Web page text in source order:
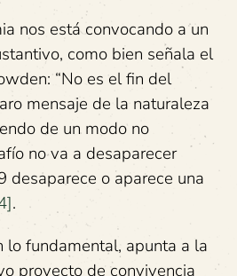
está convocando a un
como bien señala el
“No es el fin del
mensaje de la naturaleza
de un modo no
no va a desaparecer
desaparece o aparece una
.
apunta a la
proyecto de convivencia